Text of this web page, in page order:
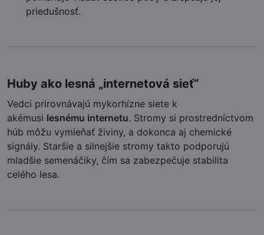
priedušnosť.
Huby ako lesná „internetová sieť“
Vedci prirovnávajú mykorhízne siete k
akémusi lesnému internetu. Stromy si prostredníctvom
húb môžu vymieňať živiny, a dokonca aj chemické
signály. Staršie a silnejšie stromy takto podporujú
mladšie semenáčiky, čím sa zabezpečuje stabilita
celého lesa.